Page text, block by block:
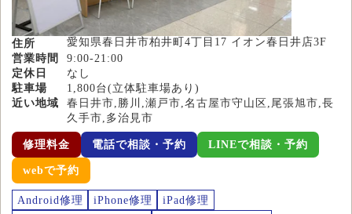
住所
愛知県春日井市柏井町4丁目17 イオン春日井店3F
営業時間
9:00-21:00
定休日
なし
駐車場
1,800台(立体駐車場あり)
近い地域
春日井市,勝川,瀬戸市,名古屋市守山区,尾張旭市,長
久手市,多治見市
修理料金 電話で相談・予約 LINEで相談・予約
webで予約
Android修理 iPhone修理
iPad修理